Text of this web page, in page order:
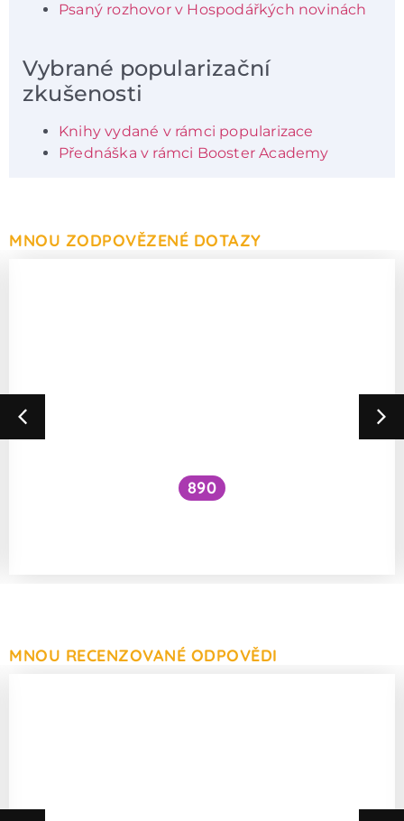
Psaný rozhovor v Hospodářkých novinách
Vybrané popularizační
zkušenosti
Knihy vydané v rámci popularizace
Přednáška v rámci Booster Academy
MNOU ZODPOVĚZENÉ DOTAZY
890
MNOU RECENZOVANÉ ODPOVĚDI